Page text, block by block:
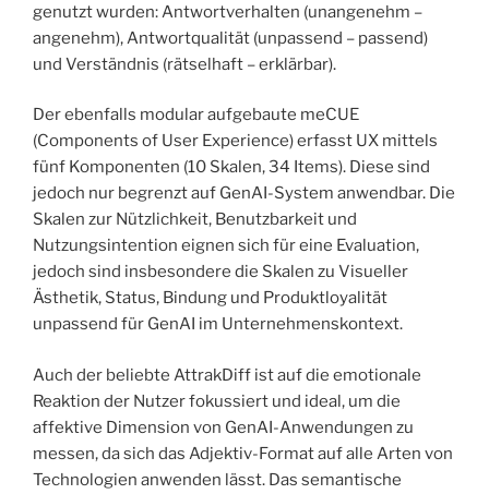
genutzt wurden: Antwortverhalten (unangenehm –
angenehm), Antwortqualität (unpassend – passend)
und Verständnis (rätselhaft – erklärbar).
Der ebenfalls modular aufgebaute meCUE
(Components of User Experience) erfasst UX mittels
fünf Komponenten (10 Skalen, 34 Items). Diese sind
jedoch nur begrenzt auf GenAI-System anwendbar. Die
Skalen zur Nützlichkeit, Benutzbarkeit und
Nutzungsintention eignen sich für eine Evaluation,
jedoch sind insbesondere die Skalen zu Visueller
Ästhetik, Status, Bindung und Produktloyalität
unpassend für GenAI im Unternehmenskontext.
Auch der beliebte AttrakDiff ist auf die emotionale
Reaktion der Nutzer fokussiert und ideal, um die
affektive Dimension von GenAI-Anwendungen zu
messen, da sich das Adjektiv-Format auf alle Arten von
Technologien anwenden lässt. Das semantische